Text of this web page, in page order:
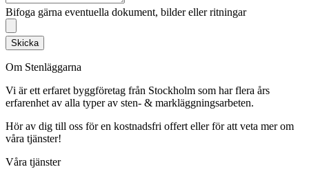
Bifoga gärna eventuella dokument, bilder eller ritningar
Skicka
Om Stenläggarna
Vi är ett erfaret byggföretag från Stockholm som har flera års
erfarenhet av alla typer av sten- & markläggningsarbeten.
Hör av dig till oss för en kostnadsfri offert eller för att veta mer om
våra tjänster!
Våra tjänster